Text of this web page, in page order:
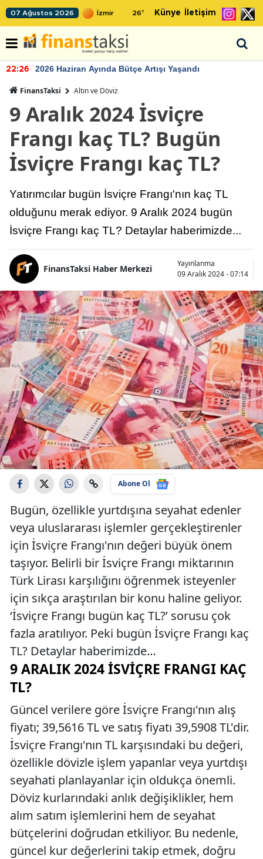
07 Ağustos 2026 26° Künye İletişim
22:26 2026 Haziran Ayında Bütçe Artışı Yaşandı
FinansTaksi Altın ve Döviz
9 Aralık 2024 İsviçre
Frangı kaç TL? Bugün
İsviçre Frangı kaç TL?
Yatırımcılar bugün İsviçre Frangı'nın kaç TL
olduğunu merak ediyor. 9 Aralık 2024 bugün
İsviçre Frangı kaç TL? Detaylar haberimizde...
FinansTaksi Haber Merkezi
Yayınlanma
09 Aralık 2024 - 07:14
Abone Ol
Bugün, özellikle yurtdışına seyahat edenler
veya uluslararası işlemler gerçekleştirenler
için İsviçre Frangı'nın değeri büyük önem
taşıyor. Belirli bir İsviçre Frangı miktarının
Türk Lirası karşılığını öğrenmek isteyenler
için sıkça araştırılan bir konu haline geliyor.
‘İsviçre Frangı bugün kaç TL?’ sorusu çok
fazla aratılıyor. Peki bugün İsviçre Frangı kaç
TL? Detaylar haberimizde…
9 ARALIK 2024 İSVIÇRE FRANGI KAÇ
TL?
Güncel verilere göre İsviçre Frangı'nın alış
fiyatı; 39,5616 TL ve satış fiyatı 39,5908 TL'dir.
İsviçre Frangı'nın TL karşısındaki bu değeri,
özellikle dövizle işlem yapanlar veya yurtdışı
seyahati planlayanlar için oldukça önemli.
Döviz kurlarındaki anlık değişiklikler, hem
alım satım işlemlerini hem de seyahat
bütçelerini doğrudan etkiliyor. Bu nedenle,
güncel kur değerlerini takip etmek, doğru